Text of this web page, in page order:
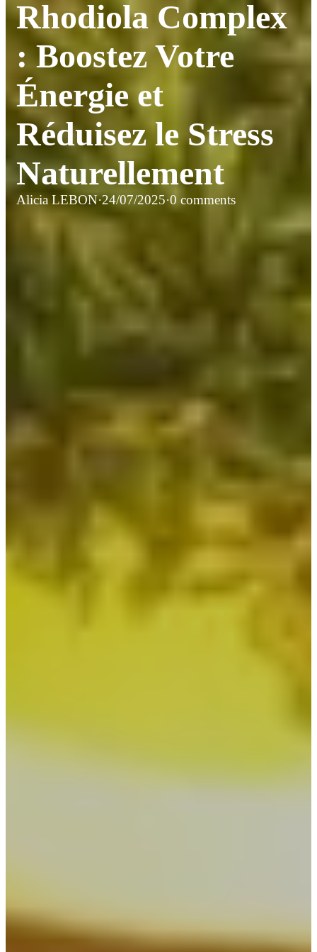
Rhodiola Complex
: Boostez Votre
Énergie et
Réduisez le Stress
Naturellement
Alicia LEBON·24/07/2025·0 comments